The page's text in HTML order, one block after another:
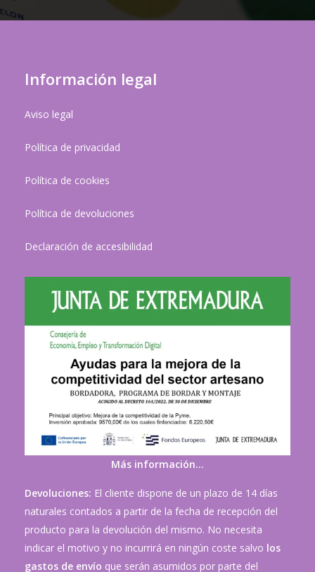
Información legal
Aviso legal
Política de privacidad
Política de cookies
Política de devoluciones
Declaración de accesibilidad
Más información…
Devoluciones: El cliente dispone de un plazo de 14 días
naturales contados a partir de la fecha de recepción del
producto para la devolución del mismo. No necesita
indicar el motivo y no incurrirá en ningún coste salvo los
gastos de envío que serán asumidos por parte del